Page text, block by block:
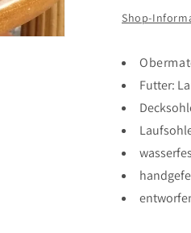
Shop-
Futter: